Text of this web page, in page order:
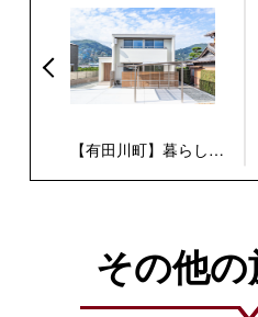
【有田川町】暮らしを
その他